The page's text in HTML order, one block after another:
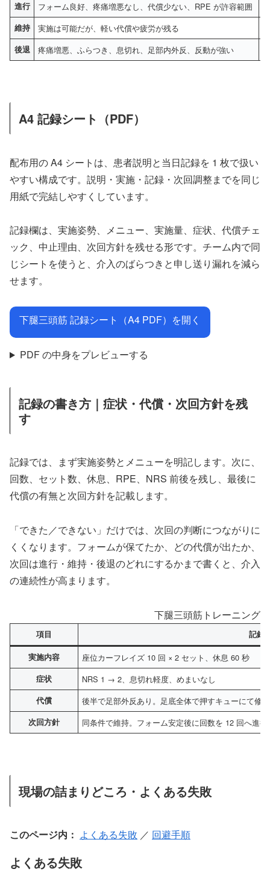
進行 フォーム良好、疼痛増悪なし、代償少ない、RPE が許容範囲
維持 実施は可能だが、軽い代償や疲労が残る
後退 疼痛増悪、ふらつき、息切れ、足部内外反、反動が強い
A4 記録シート（PDF）
配布用の A4 シートは、患者説明と当日記録を 1 枚で扱い
やすい構成です。説明・実施・記録・次回調整までを同じ
用紙で完結しやすくしています。
記録欄は、実施姿勢、メニュー、実施量、症状、代償チェ
ック、中止理由、次回方針を残せる形です。チーム内で同
じシートを使うと、介入のばらつきと申し送り漏れを減ら
せます。
下腿三頭筋 記録シート（A4 PDF）を開く
PDF の中身をプレビューする
記録の書き方｜症状・代償・次回方針を残
す
記録では、まず実施姿勢とメニューを明記します。次に、
回数、セット数、休息、RPE、NRS 前後を残し、最後に
代償の有無と次回方針を記載します。
「できた／できない」だけでは、次回の判断につながりに
くくなります。フォームが保てたか、どの代償が出たか、
次回は進行・維持・後退のどれにするかまで書くと、介入
の連続性が高まります。
下腿三頭筋トレーニング
項目 記録
実施内容 座位カーフレイズ 10 回 × 2 セット、休息 60 秒
症状 NRS 1 → 2、息切れ軽度、めまいなし
代償 後半で足部外反あり。足底全体で押すキューにて修
次回方針 同条件で維持。フォーム安定後に回数を 12 回へ進行
現場の詰まりどころ・よくある失敗
このページ内： よくある失敗 ／ 回避手順
よくある失敗